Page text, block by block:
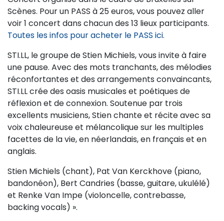
Scènes. Pour un PASS à 25 euros, vous pouvez aller
voir 1 concert dans chacun des 13 lieux participants.
Toutes les infos pour acheter le PASS ici.
STI.LL, le groupe de Stien Michiels, vous invite à faire
une pause. Avec des mots tranchants, des mélodies
réconfortantes et des arrangements convaincants,
STI.LL crée des oasis musicales et poétiques de
réflexion et de connexion. Soutenue par trois
excellents musiciens, Stien chante et récite avec sa
voix chaleureuse et mélancolique sur les multiples
facettes de la vie, en néerlandais, en français et en
anglais.
Stien Michiels (chant), Pat Van Kerckhove (piano,
bandonéon), Bert Candries (basse, guitare, ukulélé)
et Renke Van Impe (violoncelle, contrebasse,
backing vocals) ».